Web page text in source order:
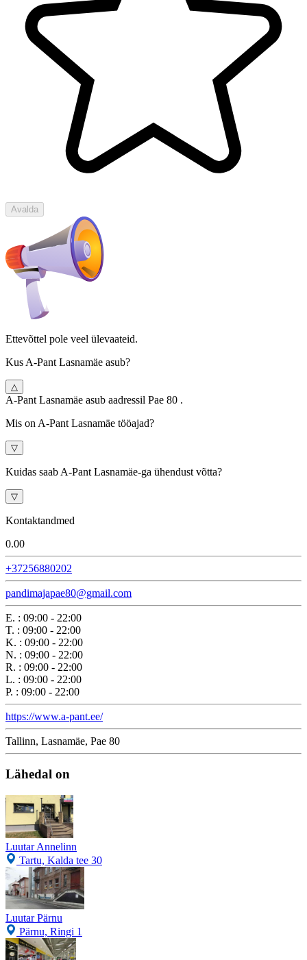
Avalda
Ettevõttel pole veel ülevaateid.
Kus A-Pant Lasnamäe asub?
△
A-Pant Lasnamäe asub aadressil Pae 80 .
Mis on A-Pant Lasnamäe tööajad?
▽
Kuidas saab A-Pant Lasnamäe-ga ühendust võtta?
▽
Kontaktandmed
0.00
+37256880202
pandimajapae80@gmail.com
E. : 09:00 - 22:00
T. : 09:00 - 22:00
K. : 09:00 - 22:00
N. : 09:00 - 22:00
R. : 09:00 - 22:00
L. : 09:00 - 22:00
P. : 09:00 - 22:00
https://www.a-pant.ee/
Tallinn, Lasnamäe, Pae 80
Lähedal on
Luutar Annelinn
Tartu, Kalda tee 30
Luutar Pärnu
Pärnu, Ringi 1